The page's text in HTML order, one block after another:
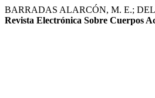
BARRADAS ALARCÓN, M. E.;
Revista Electrónica Sobre Cuerpos